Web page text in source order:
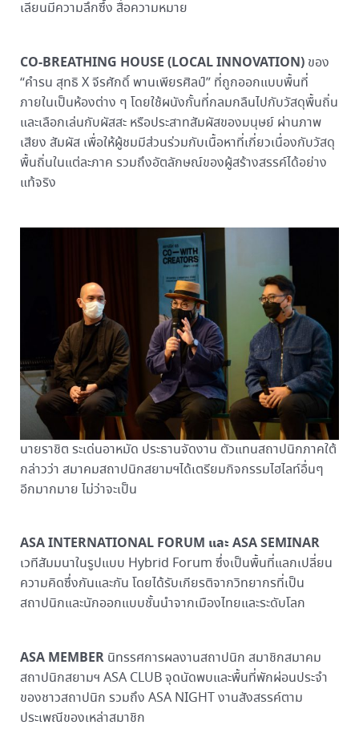
เลียนมีความลึกซึ้ง สื่อความหมาย
CO-BREATHING HOUSE (LOCAL INNOVATION)ของ
“คำรน สุทธิ X จีรศักดิ์ พานเพียรศิลป์” ที่ถูกออกแบบพื้นที่
ภายในเป็นห้องต่าง ๆ โดยใช้ผนังกั้นที่กลมกลืนไปกับวัสดุพื้นถิ่น
และเลือกเล่นกับผัสสะ หรือประสาทสัมผัสของมนุษย์ ผ่านภาพ
เสียง สัมผัส เพื่อให้ผู้ชมมีส่วนร่วมกับเนื้อหาที่เกี่ยวเนื่องกับวัสดุ
พื้นถิ่นในแต่ละภาค รวมถึงอัตลักษณ์ของผู้สร้างสรรค์ได้อย่าง
แท้จริง
นายราชิต ระเด่นอาหมัด ประธานจัดงาน ตัวแทนสถาปนิกภาคใต้
กล่าวว่า สมาคมสถาปนิกสยามฯได้เตรียมกิจกรรมไฮไลท์อื่นๆ
อีกมากมาย ไม่ว่าจะเป็น
ASA INTERNATIONAL FORUM และ ASA SEMINAR
เวทีสัมมนาในรูปแบบ Hybrid Forum ซึ่งเป็นพื้นที่แลกเปลี่ยน
ความคิดซึ่งกันและกัน โดยได้รับเกียรติจากวิทยากรที่เป็น
สถาปนิกและนักออกแบบชั้นนำจากเมืองไทยและระดับโลก
ASA MEMBER นิทรรศการผลงานสถาปนิก สมาชิกสมาคม
สถาปนิกสยามฯ ASA CLUB จุดนัดพบและพื้นที่พักผ่อนประจำ
ของชาวสถาปนิก รวมถึง ASA NIGHT งานสังสรรค์ตาม
ประเพณีของเหล่าสมาชิก